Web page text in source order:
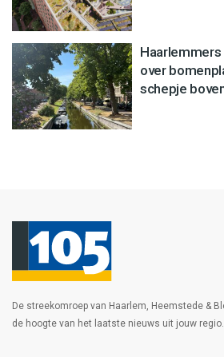
over
schepje
De streekomroep van Haarlem, Heemstede &
de hoogte van het laatste nieuws uit jouw regio.